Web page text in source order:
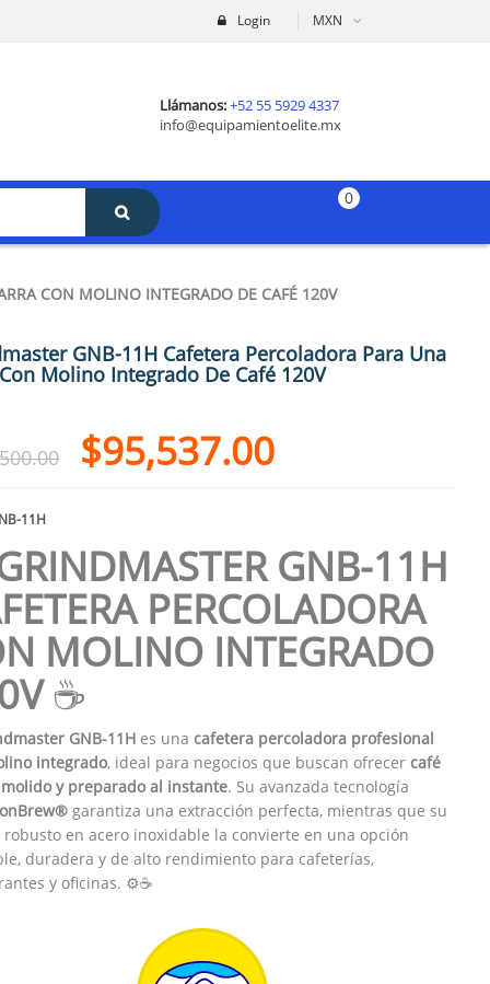
MXN
Login
Llámanos:+52 55 5929 4337
info@equipamientoelite.mx
0
CON MOLINO INTEGRADO DE CAFÉ 120V
GNB-11H Cafetera Percoladora Para Una
Molino Integrado De Café 120V
$95,537.00
11H
GNB-11H
PERCOLADORA
MOLINO INTEGRADO
☕
GNB-11Hes una cafetera percoladora profesional
integrado, ideal para negocios que buscan ofrecer café
y preparado al instante. Su avanzada tecnología
garantiza una extracción perfecta, mientras que su
robusto en acero inoxidable la convierte en una opción
duradera y de alto rendimiento para cafeterías,
y oficinas. ⚙️☕